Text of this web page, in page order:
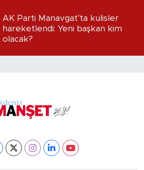
AK Parti Manavgat’ta kulisler
hareketlendi: Yeni başkan kim
olacak?